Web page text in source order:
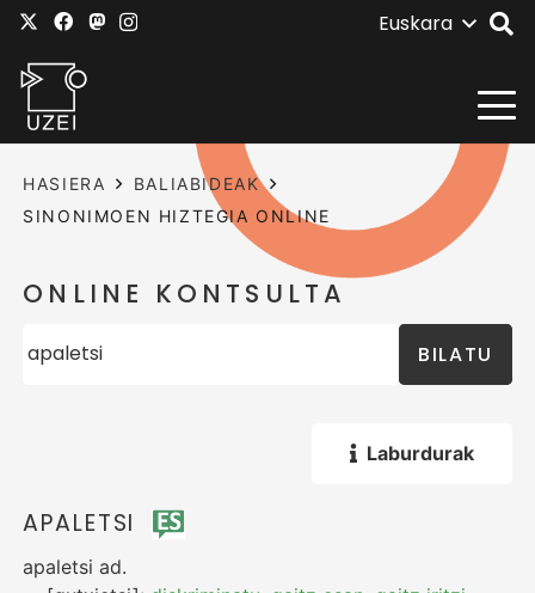
Euskara
HASIERA
BALIABIDEAK
SINONIMOEN HIZTEGIA ONLINE
ONLINE KONTSULTA
BILATU
Laburdurak
APALETSI
apaletsi ad.